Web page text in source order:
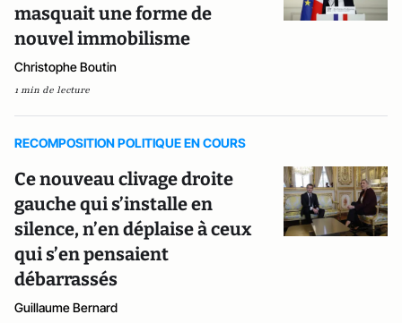
masquait une forme de
nouvel immobilisme
Christophe Boutin
1 min de lecture
RECOMPOSITION POLITIQUE EN COURS
Ce nouveau clivage droite
gauche qui s’installe en
silence, n’en déplaise à ceux
qui s’en pensaient
débarrassés
Guillaume Bernard